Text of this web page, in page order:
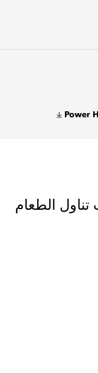
Power
الطعام